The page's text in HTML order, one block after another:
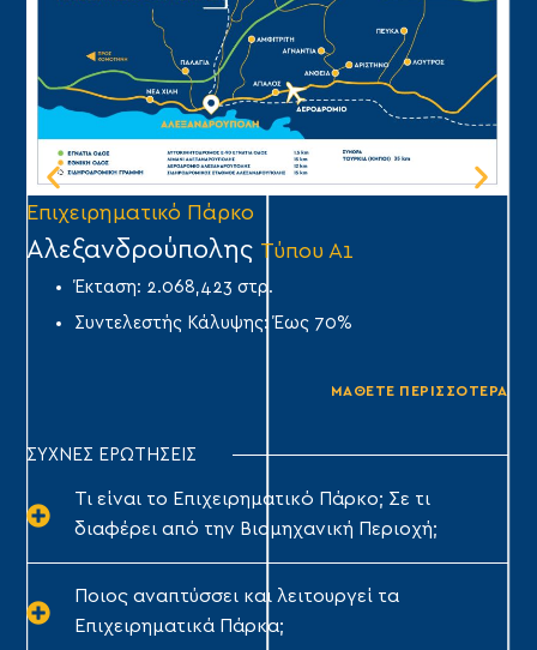
Επιχειρηματικό Πάρκο
Αλεξανδρούπολης Τύπου Α1
Έκταση: 2.068,423 στρ.
Συντελεστής Κάλυψης: Έως 70%
ΜΑΘΕΤΕ ΠΕΡΙΣΣΟΤΕΡΑ
ΣΥΧΝΕΣ ΕΡΩΤΗΣΕΙΣ
Τι είναι το Επιχειρηματικό Πάρκο; Σε τι
διαφέρει από την Βιομηχανική Περιοχή;
Ποιος αναπτύσσει και λειτουργεί τα
Επιχειρηματικά Πάρκα;